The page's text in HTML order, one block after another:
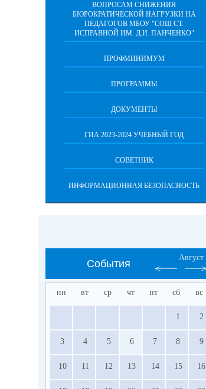
ВОПРОСАМ СНИЖЕНИЯ
БЮРОКРАТИЧЕСКОЙ НАГРУЗКИ НА
ПЕДАГОГОВ МБОУ "СОШ СТ.
ИСПРАВНОЙ ИМ. Д.И. ПАНЧЕНКО"
ПРОФМИНИМУМ
ПРОГРАММЫ
ДОКУМЕНТЫ
ГИА 2023-2024 УЧЕБНЫЙ ГОД
СОВЕТНИК
ИНФОРМАЦИОННАЯ БЕЗОПАСНОСТЬ
События
Август
пн вт ср чт пт сб вс
1 2
3 4 5 6 7 8 9
10 11 12 13 14 15 16